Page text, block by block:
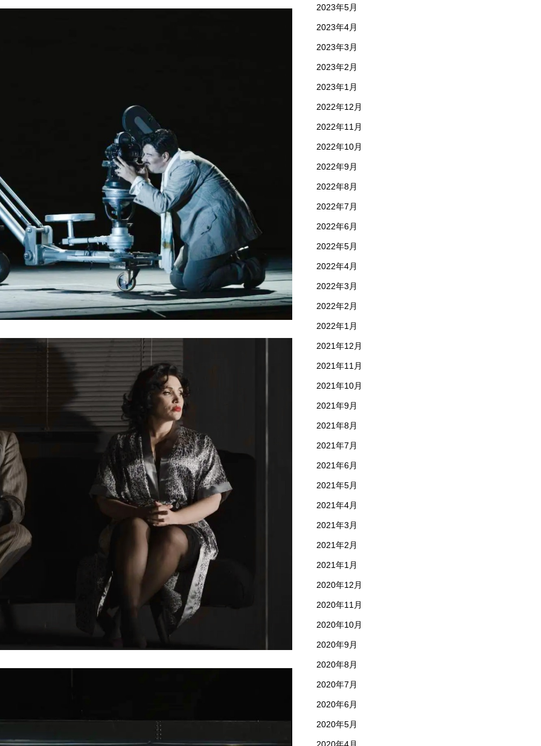
2023年5月
2023年4月
2023年3月
2023年2月
2023年1月
2022年12月
2022年11月
2022年10月
2022年9月
2022年8月
2022年7月
2022年6月
2022年5月
2022年4月
2022年3月
2022年2月
2022年1月
2021年12月
2021年11月
2021年10月
2021年9月
2021年8月
2021年7月
2021年6月
2021年5月
2021年4月
2021年3月
2021年2月
2021年1月
2020年12月
2020年11月
2020年10月
2020年9月
2020年8月
2020年7月
2020年6月
2020年5月